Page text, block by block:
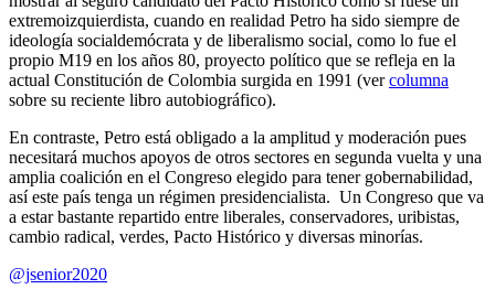
extremoizquierdista, cuando en realidad Petro ha sido siempre de
ideología socialdemócrata y de liberalismo social, como lo fue el
propio M19 en los años 80, proyecto político que se refleja en la
actual Constitución de Colombia surgida en 1991 (vercolumna
sobre su reciente libro autobiográfico).
En contraste, Petro está obligado a la amplitud y moderación pues
necesitará muchos apoyos de otros sectores en segunda vuelta y una
amplia coalición en el Congreso elegido para tener gobernabilidad,
así este país tenga un régimen presidencialista. Un Congreso que va
a estar bastante repartido entre liberales, conservadores, uribistas,
cambio radical, verdes, Pacto Histórico y diversas minorías.
@jsenior2020